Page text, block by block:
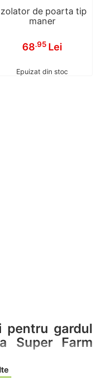
de poarta tip
maner
68.95 Lei
Epuizat din stoc
pentru gardul
Super Farm
cu o gamă variată de